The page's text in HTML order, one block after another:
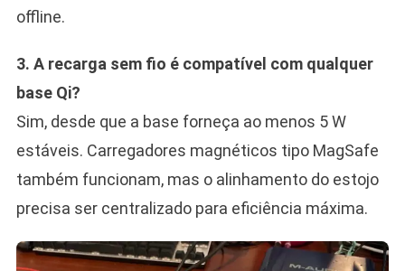
offline.
3. A recarga sem fio é compatível com qualquer
base Qi?
Sim, desde que a base forneça ao menos 5 W
estáveis. Carregadores magnéticos tipo MagSafe
também funcionam, mas o alinhamento do estojo
precisa ser centralizado para eficiência máxima.